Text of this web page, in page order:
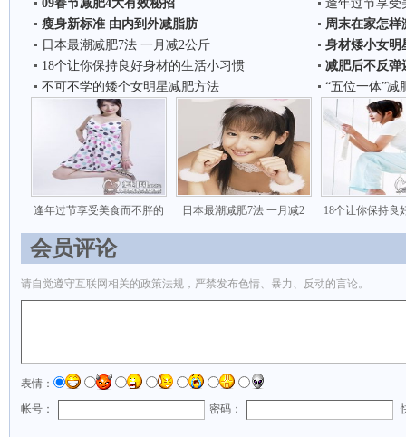
09春节减肥4大有效秘招
逢年过节享受
瘦身新标准 由内到外减脂肪
周末在家怎样
日本最潮减肥7法 一月减2公斤
身材矮小女明
18个让你保持良好身材的生活小习惯
减肥后不反弹
不可不学的矮个女明星减肥方法
“五位一体”减
逢年过节享受美食而不胖的 日本最潮减肥7法 一月减2 18个让你保持良
会员评论
请自觉遵守互联网相关的政策法规，严禁发布色情、暴力、反动的言论。
表情：
帐号：
密码：